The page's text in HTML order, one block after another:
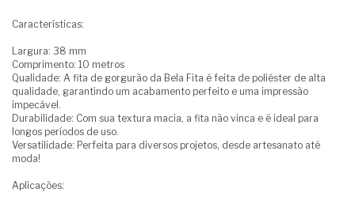
Características:
Largura: 38 mm
Comprimento: 10 metros
Qualidade: A fita de gorgurão da Bela Fita é feita de poliéster de alta
qualidade, garantindo um acabamento perfeito e uma impressão
impecável.
Durabilidade: Com sua textura macia, a fita não vinca e é ideal para
longos períodos de uso.
Versatilidade: Perfeita para diversos projetos, desde artesanato até
moda!
Aplicações: